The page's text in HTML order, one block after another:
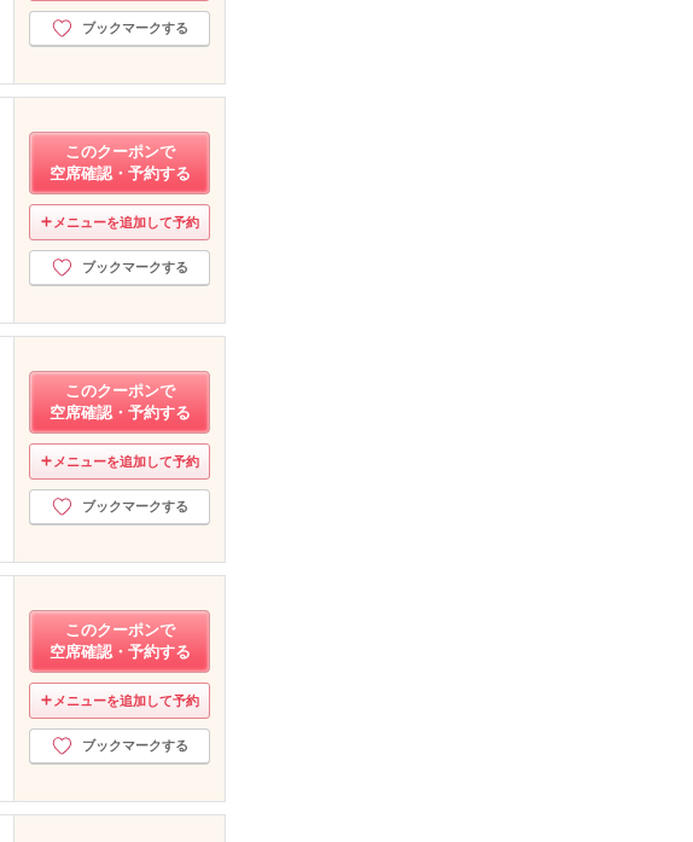
ブックマークする
このクーポンで
空席確認・予約する
メニューを追加して予約
ブックマークする
このクーポンで
空席確認・予約する
メニューを追加して予約
ブックマークする
このクーポンで
空席確認・予約する
メニューを追加して予約
ブックマークする